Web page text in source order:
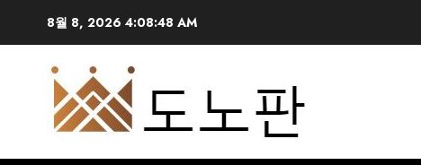
8월 8, 2026 4:08:49 AM